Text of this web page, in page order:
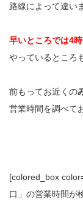
路線によって違い
早いところでは4
やっているところ
前もってお近くの
営業時間を調べて
[colored_box
口」の営業時間が